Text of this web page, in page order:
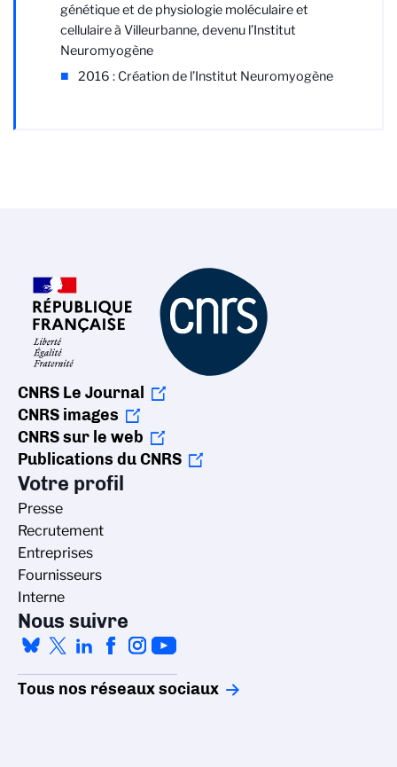
génétique et de physiologie moléculaire et
cellulaire à Villeurbanne, devenu l’Institut
Neuromyogène
2016 : Création de l’Institut Neuromyogène
CNRS Le Journal
CNRS images
CNRS sur le web
Publications du CNRS
Votre profil
Presse
Recrutement
Entreprises
Fournisseurs
Interne
Nous suivre
Tous nos réseaux sociaux